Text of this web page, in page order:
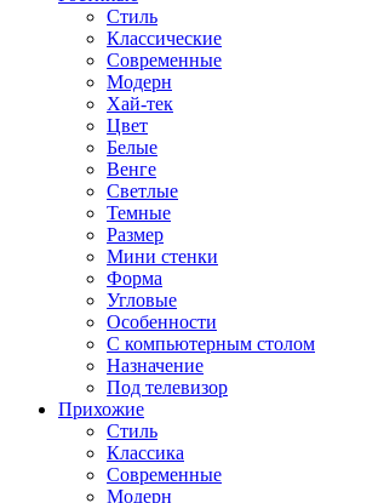
Стиль
Классические
Современные
Модерн
Хай-тек
Цвет
Белые
Венге
Светлые
Темные
Размер
Мини стенки
Форма
Угловые
Особенности
С компьютерным столом
Назначение
Под телевизор
Прихожие
Стиль
Классика
Современные
Модерн